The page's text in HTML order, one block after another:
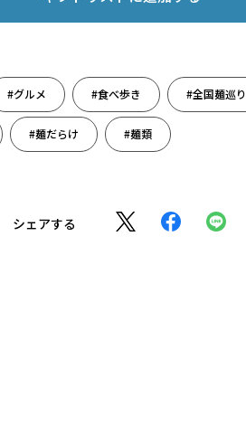
#グルメ #食べ歩き #全国麺巡り
#麺だらけ #麺類
シェアする